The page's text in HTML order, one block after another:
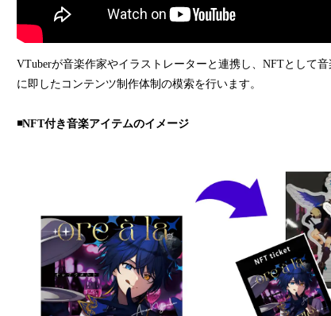
VTuberが音楽作家やイラストレーターと連携し、NFTとして
に即したコンテンツ制作体制の模索を行います。
◾️NFT付き音楽アイテムのイメージ